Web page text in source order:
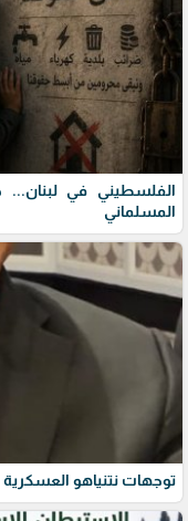
الفلسطيني في
المسلماني
توجهات نتنياهو العسكرية